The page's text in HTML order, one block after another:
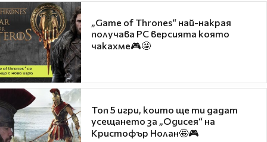
„Game of Thrones“ най-накрая
получава PC версията която
чакахме🎮🤩
Топ 5 игри, които ще ти дадат
усещането за „Одисея“ на
Кристофър Нолан🤩🎮